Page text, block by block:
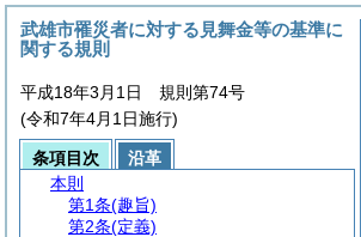
武雄市罹災者に対する見舞金等の基準に
関する規則
平成18年3月1日 規則第74号
(令和7年4月1日施行)
条項目次
沿革
本則
第1条(趣旨)
第2条(定義)